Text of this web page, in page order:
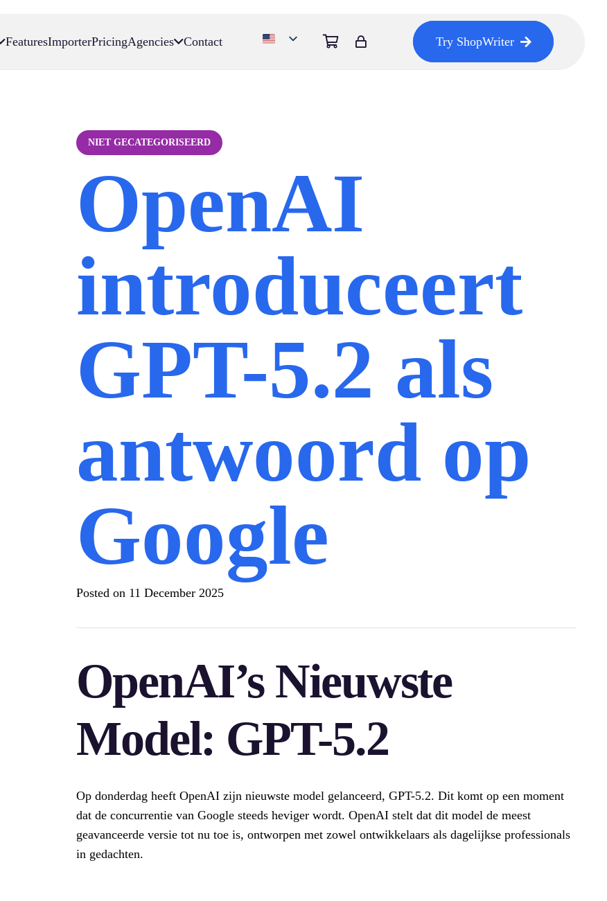
FeaturesImporterPricingAgencies Contact Try ShopWriter
NIET GECATEGORISEERD
OpenAI
introduceert
GPT-5.2 als
antwoord op
Google
Posted on 11 December 2025
OpenAI’s Nieuwste
Model: GPT-5.2
Op donderdag heeft OpenAI zijn nieuwste model gelanceerd, GPT-5.2. Dit komt op een moment
dat de concurrentie van Google steeds heviger wordt. OpenAI stelt dat dit model de meest
geavanceerde versie tot nu toe is, ontworpen met zowel ontwikkelaars als dagelijkse professionals
in gedachten.